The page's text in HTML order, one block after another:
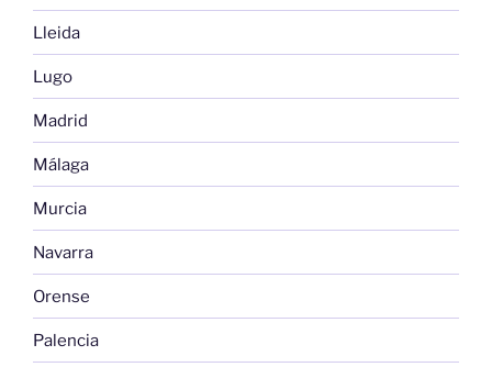
Lleida
Lugo
Madrid
Málaga
Murcia
Navarra
Orense
Palencia